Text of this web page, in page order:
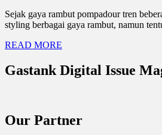
Sejak gaya rambut pompadour tren
styling berbagai gaya rambut, namun
READ MORE
Gastank Digital Issue
Our Partner